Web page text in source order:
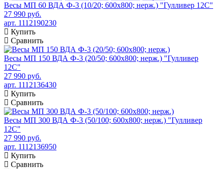
Весы МП 60 ВДА Ф-3 (10/20; 600х800; нерж.) "Гулливер 12С"
27 990 руб.
арт. 1112190230
Купить
Сравнить
Весы МП 150 ВДА Ф-3 (20/50; 600х800; нерж.) "Гулливер
12С"
27 990 руб.
арт. 1112136430
Купить
Сравнить
Весы МП 300 ВДА Ф-3 (50/100; 600х800; нерж.) "Гулливер
12С"
27 990 руб.
арт. 1112136950
Купить
Сравнить